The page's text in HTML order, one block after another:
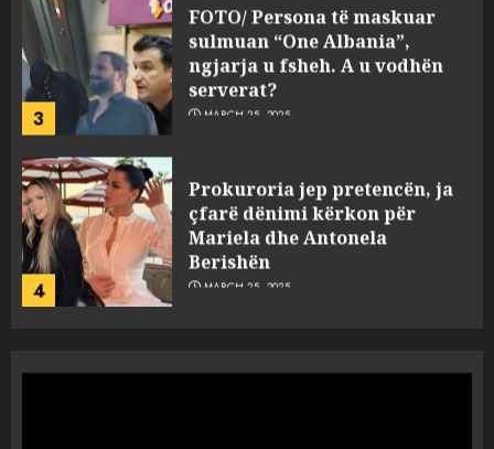
3
FOTO/ Persona të maskuar
sulmuan “One Albania”,
ngjarja u fsheh. A u vodhën
serverat?
MARCH 25, 2025
4
Prokuroria jep pretencën, ja
çfarë dënimi kërkon për
Mariela dhe Antonela
Berishën
MARCH 25, 2025